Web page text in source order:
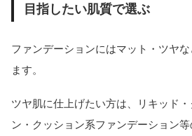
目指したい肌質で選ぶ
ファンデーションにはマット・ツヤ
ます。
ツヤ肌に仕上げたい方は、リキッド
ン・クッション系ファンデーション